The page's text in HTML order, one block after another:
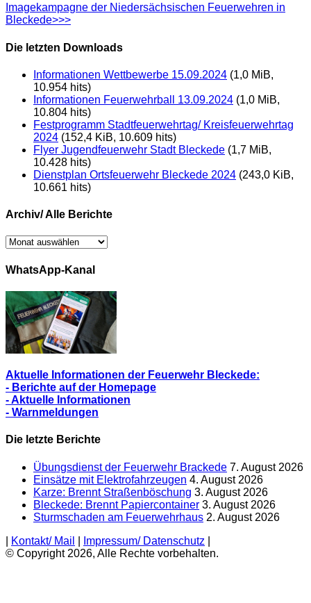
Imagekampagne der Niedersächsischen Feuerwehren in
Bleckede>>>
Die letzten Downloads
Informationen Wettbewerbe 15.09.2024 (1,0 MiB,
10.954 hits)
Informationen Feuerwehrball 13.09.2024 (1,0 MiB,
10.804 hits)
Festprogramm Stadtfeuerwehrtag/ Kreisfeuerwehrtag
2024 (152,4 KiB, 10.609 hits)
Flyer Jugendfeuerwehr Stadt Bleckede (1,7 MiB,
10.428 hits)
Dienstplan Ortsfeuerwehr Bleckede 2024 (243,0 KiB,
10.661 hits)
Archiv/ Alle Berichte
Archiv/
Berichte
WhatsApp-Kanal
Aktuelle Informationen der Feuerwehr Bleckede:
- Berichte auf der Homepage
- Aktuelle Informationen
- Warnmeldungen
Die letzte Berichte
Übungsdienst der Feuerwehr Brackede 7. August 2026
Einsätze mit Elektrofahrzeugen 4. August 2026
Karze: Brennt Straßenböschung 3. August 2026
Bleckede: Brennt Papiercontainer 3. August 2026
Sturmschaden am Feuerwehrhaus 2. August 2026
Kontakt/ Mail Impressum/ Datenschutz
© Copyright 2026, Alle Rechte vorbehalten.